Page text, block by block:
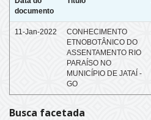
documento
11-Jan-2022
CONHECIMENTO
ETNOBOTÂNICO DO
ASSENTAMENTO RIO
PARAÍSO NO
MUNICÍPIO DE JATAÍ -
GO
Busca facetada